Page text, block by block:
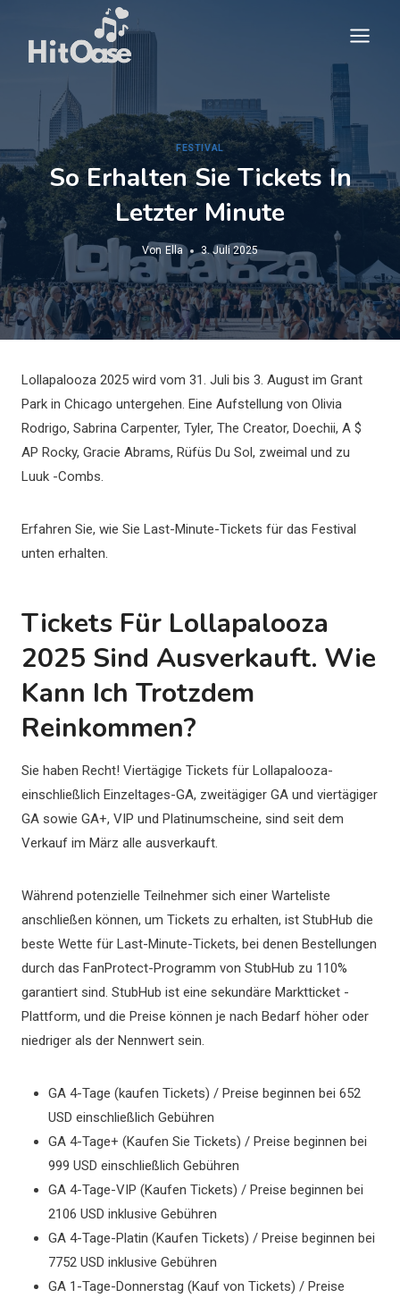
springen
FESTIVAL
So Erhalten Sie Tickets In
Letzter Minute
Von Ella 3. Juli 2025
Lollapalooza 2025 wird vom 31. Juli bis 3. August im Grant
Park in Chicago untergehen. Eine Aufstellung von Olivia
Rodrigo, Sabrina Carpenter, Tyler, The Creator, Doechii, A $
AP Rocky, Gracie Abrams, Rüfüs Du Sol, zweimal und zu
Luuk -Combs.
Erfahren Sie, wie Sie Last-Minute-Tickets für das Festival
unten erhalten.
Tickets Für Lollapalooza
2025 Sind Ausverkauft. Wie
Kann Ich Trotzdem
Reinkommen?
Sie haben Recht! Viertägige Tickets für Lollapalooza-
einschließlich Einzeltages-GA, zweitägiger GA und viertägiger
GA sowie GA+, VIP und Platinumscheine, sind seit dem
Verkauf im März alle ausverkauft.
Während potenzielle Teilnehmer sich einer Warteliste
anschließen können, um Tickets zu erhalten, ist StubHub die
beste Wette für Last-Minute-Tickets, bei denen Bestellungen
durch das FanProtect-Programm von StubHub zu 110%
garantiert sind. StubHub ist eine sekundäre Marktticket -
Plattform, und die Preise können je nach Bedarf höher oder
niedriger als der Nennwert sein.
GA 4-Tage (kaufen Tickets) / Preise beginnen bei 652
USD einschließlich Gebühren
GA 4-Tage+ (Kaufen Sie Tickets) / Preise beginnen bei
999 USD einschließlich Gebühren
GA 4-Tage-VIP (Kaufen Tickets) / Preise beginnen bei
2106 USD inklusive Gebühren
GA 4-Tage-Platin (Kaufen Tickets) / Preise beginnen bei
7752 USD inklusive Gebühren
GA 1-Tage-Donnerstag (Kauf von Tickets) / Preise